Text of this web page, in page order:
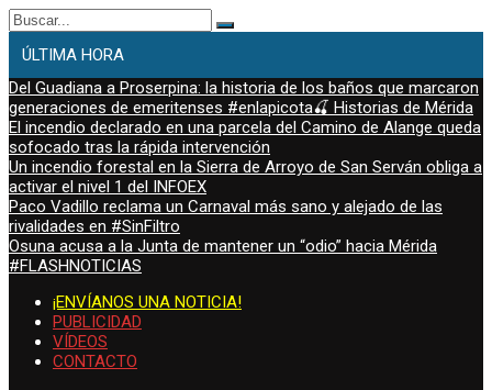
Buscar:
ÚLTIMA HORA
Del Guadiana a Proserpina: la historia de los baños que marcaron
generaciones de emeritenses #enlapicota🍒 Historias de Mérida
El incendio declarado en una parcela del Camino de Alange queda
sofocado tras la rápida intervención
Un incendio forestal en la Sierra de Arroyo de San Serván obliga a
activar el nivel 1 del INFOEX
Paco Vadillo reclama un Carnaval más sano y alejado de las
rivalidades en #SinFiltro
Osuna acusa a la Junta de mantener un “odio” hacia Mérida
#FLASHNOTICIAS
¡ENVÍANOS UNA NOTICIA!
PUBLICIDAD
VÍDEOS
CONTACTO